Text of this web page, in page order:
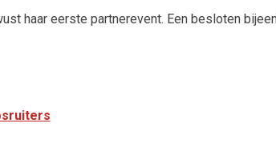
haar eerste partnerevent. Een besloten